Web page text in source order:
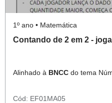
1º ano • Matemática
Contando de 2 em 2 -
Alinhado à BNCC do tema
Cód: EF01MA05